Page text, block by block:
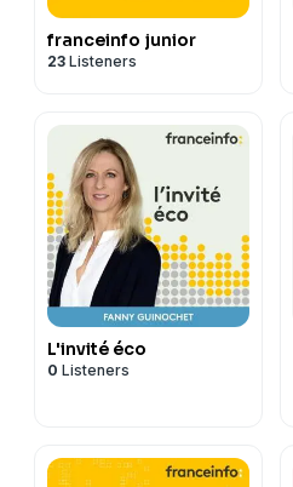
franceinfo junior
23 Listeners
L'invité éco
0 Listeners